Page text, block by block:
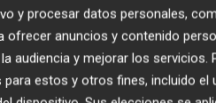
y Máster en Dirección
cargos como gestor
los cargos de
y procesar datos personales,
ofrecer anuncios y contenido
audiencia y mejorar los servicios.
estos y otros fines, incluido el